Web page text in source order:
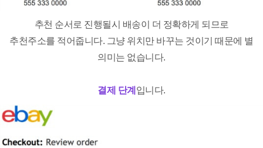
추천 순서로 진행될시 배송이 더 정확하게 되므로
추천주소를 적어줍니다. 그냥 위치만 바꾸는 것이기 때문에 별
의미는 없습니다.
결제 단계 입니다.